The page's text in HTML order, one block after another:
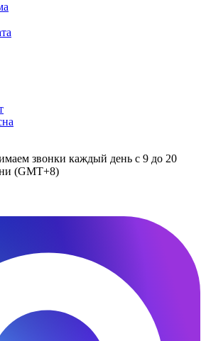
звонки каждый день с 9 до 20
(GMT+8)